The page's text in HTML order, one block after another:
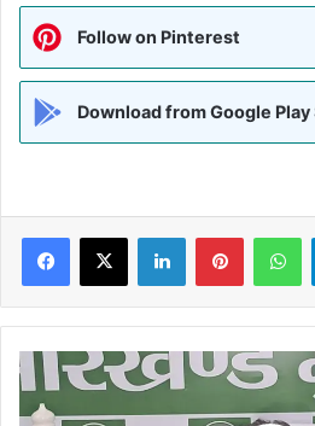
Follow on Pinterest
Download from Google Play
Facebook
X LinkedInPinterest
मुंगेरी
लाल
के